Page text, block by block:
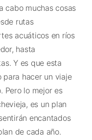
cabo muchas cosas
rutas
acuáticos en ríos
hasta
Y es que esta
para hacer un viaje
Pero lo mejor es
es un plan
encantados
de cada año.